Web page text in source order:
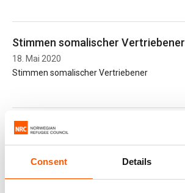
Consent Details
Stimmen somalischer Vertriebener
18. Mai 2020
Stimmen somalischer Vertriebener
Sie fürchtet, dass ihre Tochter von
Löwen gefressen wurde
13. Juli 2020